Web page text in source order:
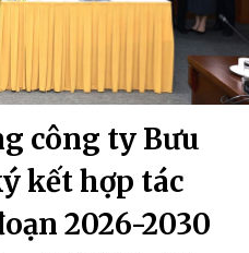
công ty Bưu
kết hợp tác
2026-2030